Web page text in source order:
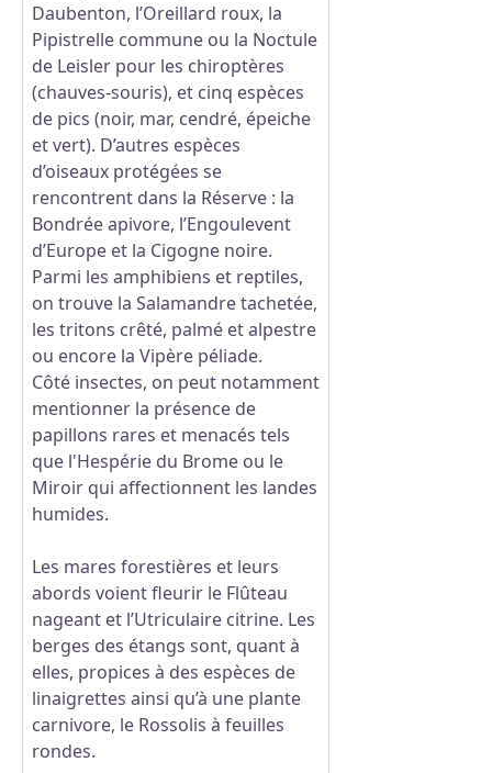
Daubenton, l’Oreillard roux, la
Pipistrelle commune ou la Noctule
de Leisler pour les chiroptères
(chauves-souris), et cinq espèces
de pics (noir, mar, cendré, épeiche
et vert). D’autres espèces
d’oiseaux protégées se
rencontrent dans la Réserve : la
Bondrée apivore, l’Engoulevent
d’Europe et la Cigogne noire.
Parmi les amphibiens et reptiles,
on trouve la Salamandre tachetée,
les tritons crêté, palmé et alpestre
ou encore la Vipère péliade.
Côté insectes, on peut notamment
mentionner la présence de
papillons rares et menacés tels
que l'Hespérie du Brome ou le
Miroir qui affectionnent les landes
humides.
Les mares forestières et leurs
abords voient fleurir le Flûteau
nageant et l’Utriculaire citrine. Les
berges des étangs sont, quant à
elles, propices à des espèces de
linaigrettes ainsi qu’à une plante
carnivore, le Rossolis à feuilles
rondes.